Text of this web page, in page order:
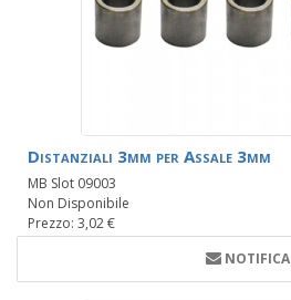
Distanziali 3mm per Assale 3mm
MB Slot 09003
Non Disponibile
Prezzo: 3,02 €
NOTIFICA